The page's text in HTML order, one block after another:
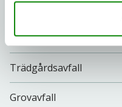
Textil/Textilavfall
Trädgårdsavfall
Grovavfall